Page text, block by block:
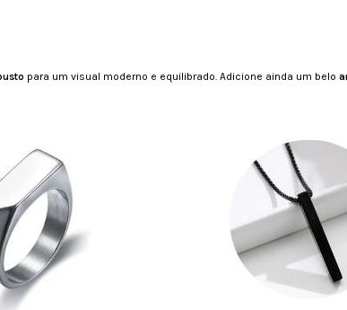
para um visual moderno e equilibrado. Adicione ainda um belo